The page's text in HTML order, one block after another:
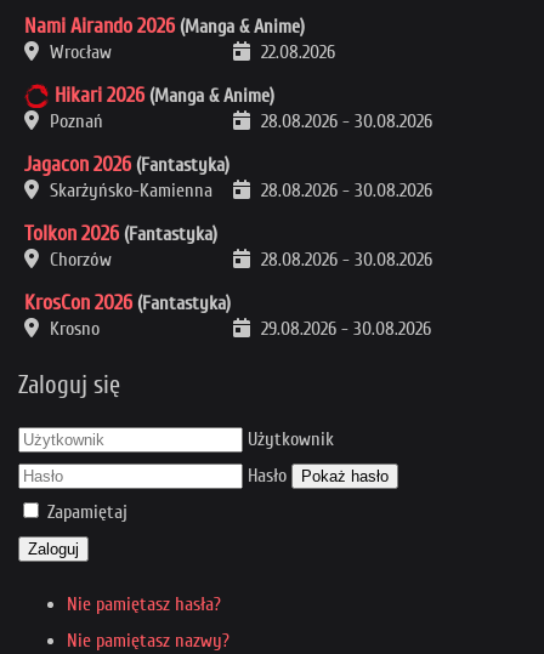
Nami Airando 2026 (Manga & Anime)
Wrocław
22.08.2026
Hikari 2026 (Manga & Anime)
Poznań
28.08.2026 - 30.08.2026
Jagacon 2026 (Fantastyka)
Skarżyńsko-Kamienna
28.08.2026 - 30.08.2026
Tolkon 2026 (Fantastyka)
Chorzów
28.08.2026 - 30.08.2026
KrosCon 2026 (Fantastyka)
Krosno
29.08.2026 - 30.08.2026
Zaloguj się
Użytkownik
Hasło
Pokaż hasło
Zapamiętaj
Zaloguj
Nie pamiętasz hasła?
Nie pamiętasz nazwy?